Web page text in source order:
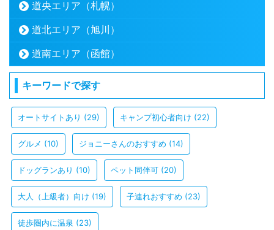
道央エリア（札幌）
道北エリア（旭川）
道南エリア（函館）
キーワードで探す
オートサイトあり (29) キャンプ初心者向け (22)
グルメ (10) ジョニーさんのおすすめ (14)
ドッグランあり (10) ペット同伴可 (20)
大人（上級者）向け (19) 子連れおすすめ (23)
徒歩圏内に温泉 (23)